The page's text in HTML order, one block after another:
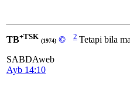
TB+TSK (1974) ©
SABDAweb
Ayb 14:10
2 Tetapi bila